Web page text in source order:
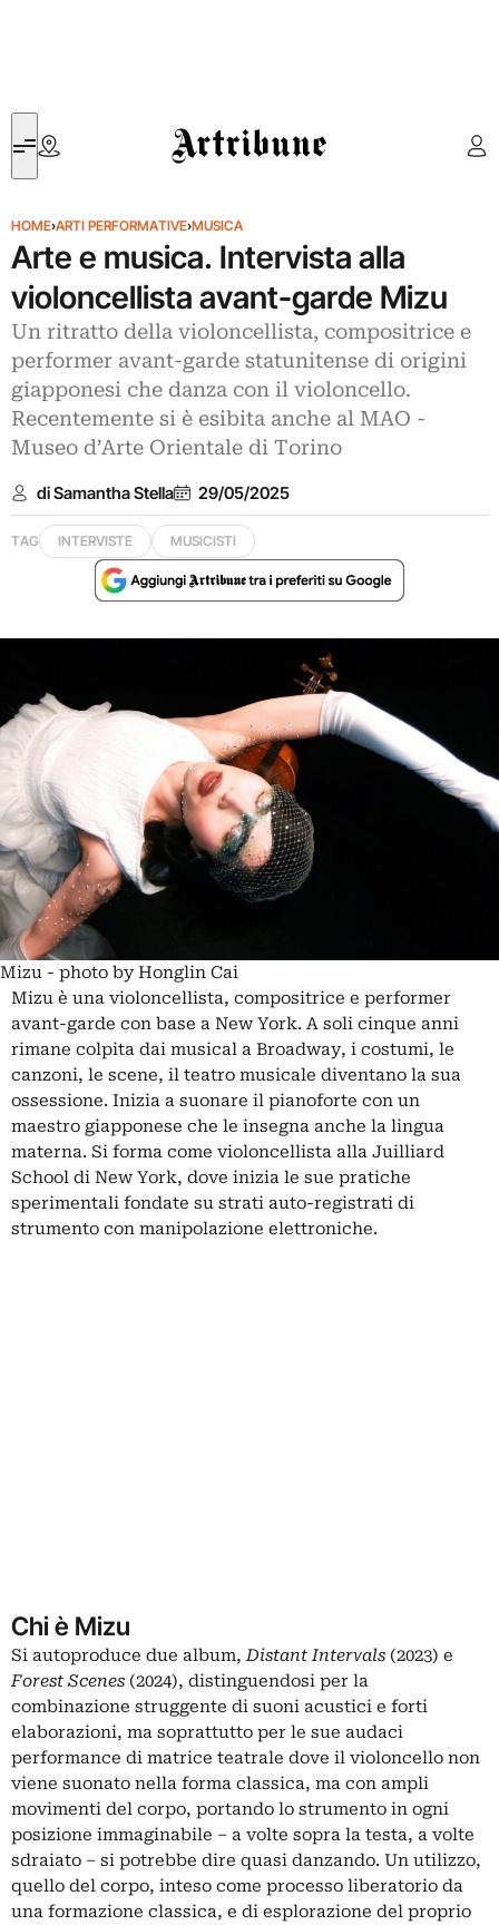
Artribune
HOME›ARTI PERFORMATIVE›MUSICA
Arte e musica. Intervista alla
violoncellista avant-garde Mizu
Un ritratto della violoncellista, compositrice e
performer avant-garde statunitense di origini
giapponesi che danza con il violoncello.
Recentemente si è esibita anche al MAO -
Museo d’Arte Orientale di Torino
di Samantha Stella 29/05/2025
TAG INTERVISTE MUSICISTI
Mizu - photo by Honglin Cai
Mizu è una violoncellista, compositrice e performer
avant-garde con base a New York. A soli cinque anni
rimane colpita dai musical a Broadway, i costumi, le
canzoni, le scene, il teatro musicale diventano la sua
ossessione. Inizia a suonare il pianoforte con un
maestro giapponese che le insegna anche la lingua
materna. Si forma come violoncellista alla Juilliard
School di New York, dove inizia le sue pratiche
sperimentali fondate su strati auto-registrati di
strumento con manipolazione elettroniche.
Chi è Mizu
Si autoproduce due album,Distant Intervals (2023) e
Forest Scenes (2024), distinguendosi per la
combinazione struggente di suoni acustici e forti
elaborazioni, ma soprattutto per le sue audaci
performance di matrice teatrale dove il violoncello non
viene suonato nella forma classica, ma con ampli
movimenti del corpo, portando lo strumento in ogni
posizione immaginabile – a volte sopra la testa, a volte
sdraiato – si potrebbe dire quasi danzando. Un utilizzo,
quello del corpo, inteso come processo liberatorio da
una formazione classica, e di esplorazione del proprio